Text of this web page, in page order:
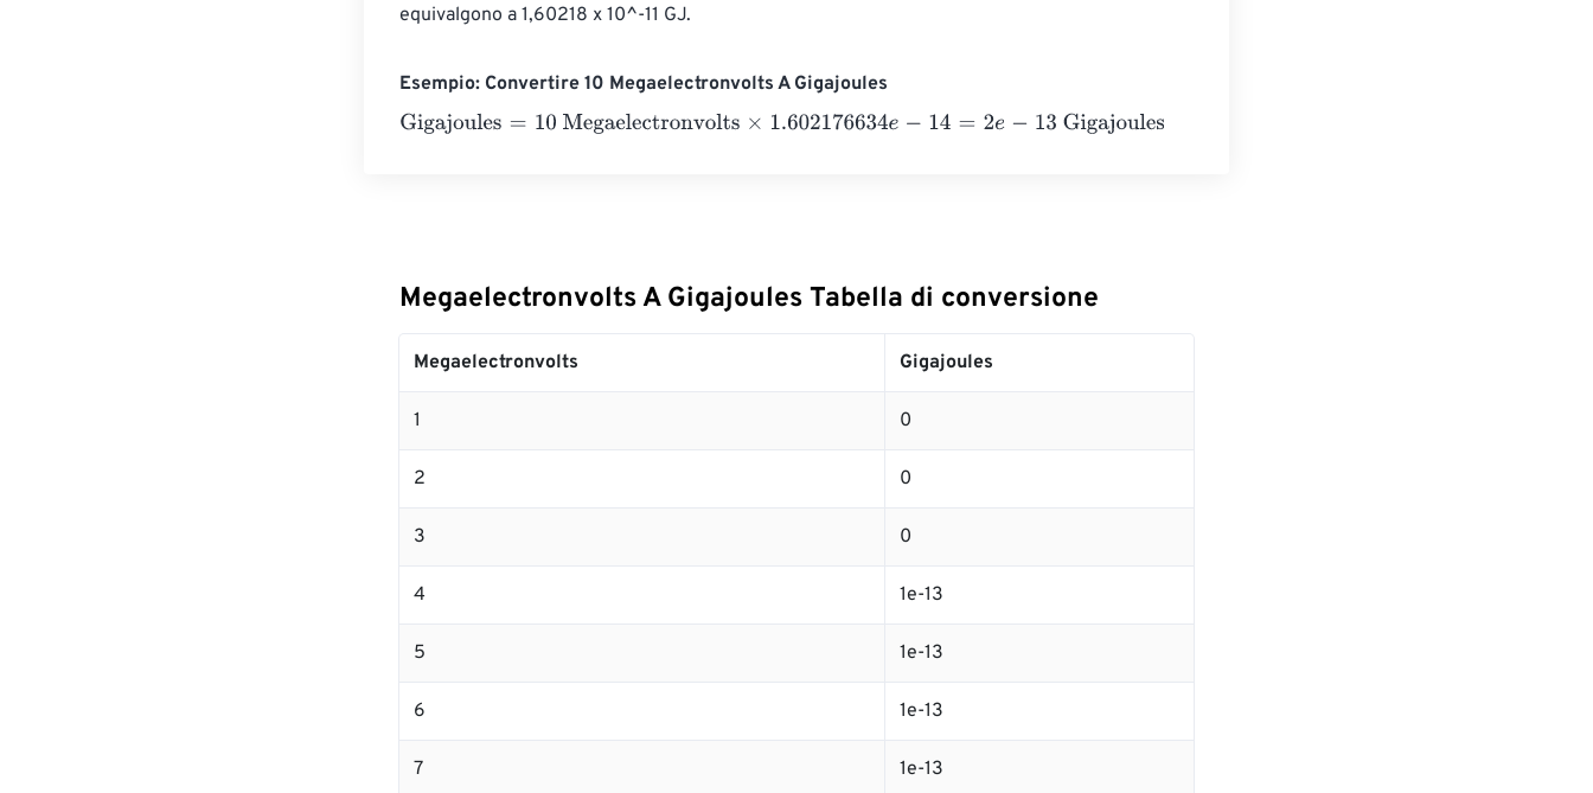
equivalgono a 1,60218 x 10^-11 GJ.
Esempio: Convertire 10 Megaelectronvolts A Gigajoules
Gigajoules=10 Megaelectronvolts×1.602176634e-14=2e-13 Gigajoules
Megaelectronvolts A Gigajoules Tabella di conversione
Megaelectronvolts Gigajoules
1 0
2 0
3 0
4 1e-13
5 1e-13
6 1e-13
7 1e-13